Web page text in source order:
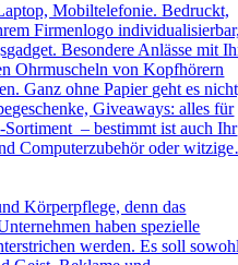
Mobiltelefonie. Bedruckt,
Firmenlogo
Besondere Anlässe mit
Ohrmuscheln von Kopfhörern
Ganz ohne Papier geht es
Giveaways: alles für
– bestimmt ist auch Ihr
Computerzubehör oder
Körperpflege, denn das
haben spezielle
werden. Es soll